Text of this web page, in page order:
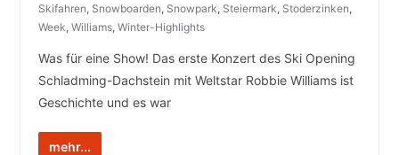
Skifahren, Snowboarden, Snowpark, Steiermark, Stoderzinken,
Week, Williams, Winter-Highlights
Was für eine Show! Das erste Konzert des Ski Opening
Schladming-Dachstein mit Weltstar Robbie Williams ist
Geschichte und es war
mehr...